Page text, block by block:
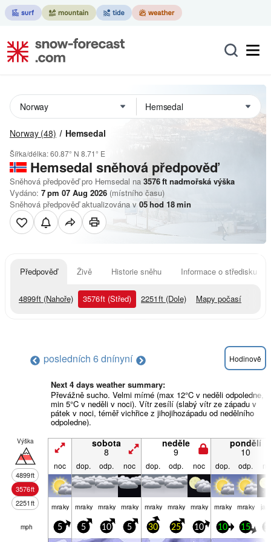
Norway (48) Hemsedal
Šířka/délka:60.87° N 8.71° E
Hemsedal sněhová předpověď
Sněhová předpověď pro Hemsedal na 3576ft nadmořská výška
Vydáno: 7 pm 07 Aug 2026 (místního času)
Sněhová předpověď aktualizována v05hod 18min
Předpověď Živě Historie sněhu Informace o středisku
4899ft (Nahoře) 3576ft (Střed) 2251ft (Dole) Mapy počasí
posledních 6 dnínyní Hodinově
Next 4 days weather summary:
Převážně sucho. Velmi mírné (max 12°C v neděli odpoledne,
min 5°C v neděli v noci). Vítr zesílí (slabý vítr ze západu v
pátek v noci, téměř vichřice z jihojihozápadu od nedělního
odpoledne).
Výška
4899ft
3576ft
2251ft
sobota
8
neděle
9
pondělí
10
noc dop. odp. noc dop. odp. noc dop. odp.
mraky mraky mraky mraky mraky mraky mraky mraky mraky
mph 5 5 10 5 30 25 10 10 15